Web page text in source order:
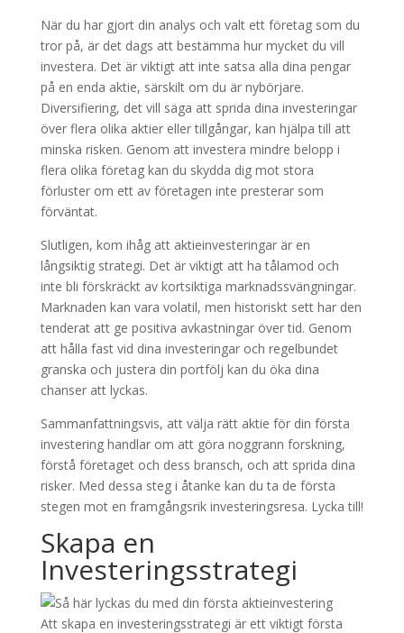
När du har gjort din analys och valt ett företag som du
tror på, är det dags att bestämma hur mycket du vill
investera. Det är viktigt att inte satsa alla dina pengar
på en enda aktie, särskilt om du är nybörjare.
Diversifiering, det vill säga att sprida dina investeringar
över flera olika aktier eller tillgångar, kan hjälpa till att
minska risken. Genom att investera mindre belopp i
flera olika företag kan du skydda dig mot stora
förluster om ett av företagen inte presterar som
förväntat.
Slutligen, kom ihåg att aktieinvesteringar är en
långsiktig strategi. Det är viktigt att ha tålamod och
inte bli förskräckt av kortsiktiga marknadssvängningar.
Marknaden kan vara volatil, men historiskt sett har den
tenderat att ge positiva avkastningar över tid. Genom
att hålla fast vid dina investeringar och regelbundet
granska och justera din portfölj kan du öka dina
chanser att lyckas.
Sammanfattningsvis, att välja rätt aktie för din första
investering handlar om att göra noggrann forskning,
förstå företaget och dess bransch, och att sprida dina
risker. Med dessa steg i åtanke kan du ta de första
stegen mot en framgångsrik investeringsresa. Lycka till!
Skapa en
Investeringsstrategi
Att skapa en investeringsstrategi är ett viktigt första